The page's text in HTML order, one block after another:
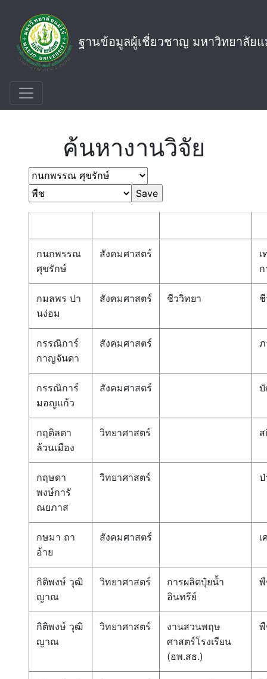
Select * from vExpert_Person_Detail order by
Person_Name
ฐานข้อมูลผู้เชี่ยวชาญ มหาวิทยาลัย
ค้นหางานวิจัย
กนกพรรณ
ศุขรักษ์
สังคมศาสตร์
กมลพร ปา
นง่อม
สังคมศาสตร์ ชีววิทยา
กรรณิการ์
กาญจันดา
สังคมศาสตร์
กรรณิการ์
มอญแก้ว
สังคมศาสตร์
กฤดิลดา
ล้วนเมือง
วิทยาศาสตร์
กฤษดา
พงษ์การั
ณยภาส
วิทยาศาสตร์ ป่
กษมา ถา
อ้าย
สังคมศาสตร์
กิติพงษ์ วุฒิ
ญาณ
วิทยาศาสตร์
การผลิตปุ๋ยน้ำ
อินทรีย์
กิติพงษ์ วุฒิ
ญาณ
วิทยาศาสตร์
งานสวนพฤษ
ศาสตร์โรงเรียน
(อพ.สธ.)